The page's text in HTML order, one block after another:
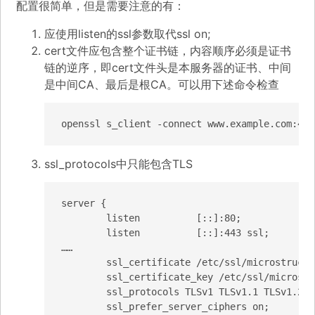
配置很简单，但是需要注意的有：
应使用listen的ssl参数取代ssl on;
cert文件应包含整个证书链，内容顺序必须是证书
链的逆序，即cert文件头是本服务器的证书、中间
是中间CA、最后是根CA。可以用下述命令检查
openssl s_client -connect www.example.com:443
ssl_protocols中只能包含TLS
server {
        listen          [::]:80;
        listen          [::]:443 ssl;
……
ssl_certificate /etc/ssl/
ssl_certificate_key /etc/ssl/
        ssl_protocols TLSv1 TLSv1.1 TLSv1.2;
        ssl_prefer_server_ciphers on;